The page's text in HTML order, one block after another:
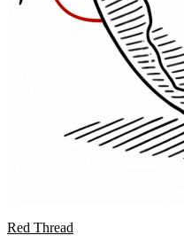
Red Thread